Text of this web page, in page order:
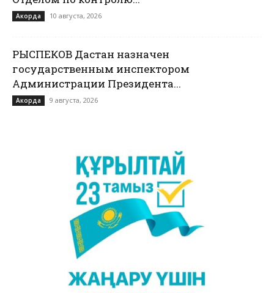
Акорда 10 августа, 2026
РЫСПЕКОВ Дастан назначен
государственным инспектором
Администрации Президента...
Акорда 9 августа, 2026